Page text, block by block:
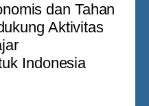
dan Tahan
Aktivitas
Indonesia